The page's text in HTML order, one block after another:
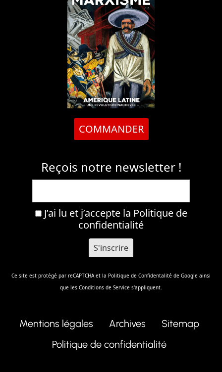
COMMANDER
Reçois notre newsletter !
J’ai lu et j’accepte la Politique de
confidentialité
Ce site est protégé par reCAPTCHA et la Politique de Confidentalité de Google ainsi
que les Conditions de Service s'appliquent.
Mentions légales Archives
Sitemap
Politique de confidentialité